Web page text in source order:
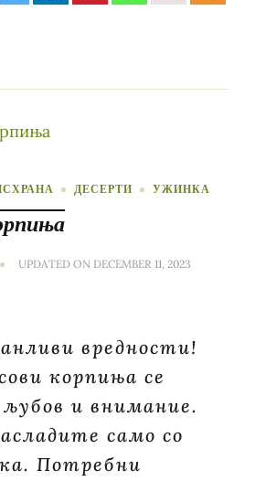
ДЕСЕРТИ УЖИНКА
UPDATED ON DECEMBER 11, 2023
вредности!
корпиња се
и внимание.
само со
Потребни